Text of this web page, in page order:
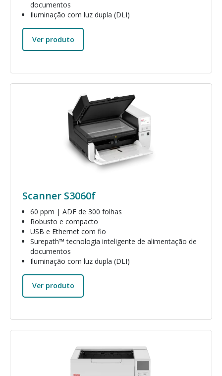
documentos
Iluminação com luz dupla (DLI)
Ver produto
Scanner S3060f
60 ppm | ADF de 300 folhas
Robusto e compacto
USB e Ethernet com fio
Surepath™ tecnologia inteligente de alimentação de
documentos
Iluminação com luz dupla (DLI)
Ver produto
Imagem